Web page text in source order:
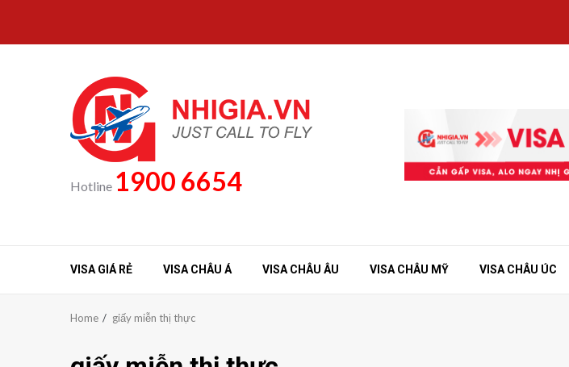
content
Hotline 1900 6654
VISA GIÁ RẺ VISA CHÂU Á VISA CHÂU ÂU VISA CHÂU MỸ VISA CHÂU ÚC
Home giấy miễn thị thực